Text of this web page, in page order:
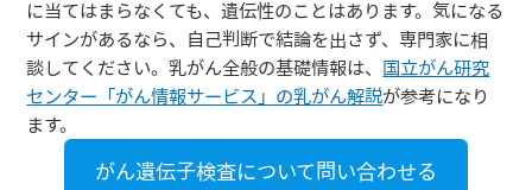
に当てはまらなくても、遺伝性のことはあります。気になる
サインがあるなら、自己判断で結論を出さず、専門家に相
談してください。乳がん全般の基礎情報は、 国立がん研究
センター「がん情報サービス」の乳がん解説が参考になり
ます。
がん遺伝子検査について問い合わせる